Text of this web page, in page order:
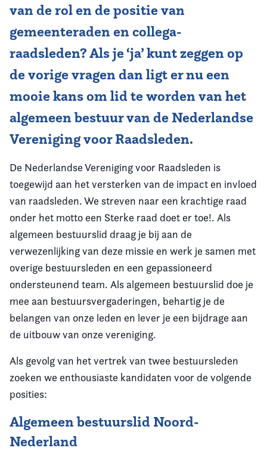
van de rol en de positie van
gemeenteraden en collega-
raadsleden? Als je ‘ja’ kunt zeggen op
de vorige vragen dan ligt er nu een
mooie kans om lid te worden van het
algemeen bestuur van de Nederlandse
Vereniging voor Raadsleden.
De Nederlandse Vereniging voor Raadsleden is
toegewijd aan het versterken van de impact en invloed
van raadsleden. We streven naar een krachtige raad
onder het motto een Sterke raad doet er toe!. Als
algemeen bestuurslid draag je bij aan de
verwezenlijking van deze missie en werk je samen met
overige bestuursleden en een gepassioneerd
ondersteunend team. Als algemeen bestuurslid doe je
mee aan bestuursvergaderingen, behartig je de
belangen van onze leden en lever je een bijdrage aan
de uitbouw van onze vereniging.
Als gevolg van het vertrek van twee bestuursleden
zoeken we enthousiaste kandidaten voor de volgende
posities:
Algemeen bestuurslid Noord-
Nederland